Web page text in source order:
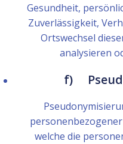
Gesundheit,
Zuverlässigkeit,
Ortswechsel
analysieren
f)
welche die